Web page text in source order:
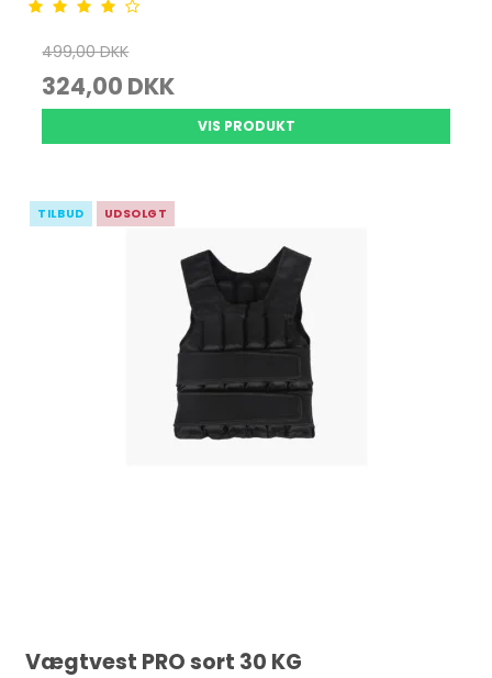
499,00 DKK
324,00 DKK
VIS PRODUKT
TILBUD UDSOLGT
Vægtvest PRO sort 30 KG